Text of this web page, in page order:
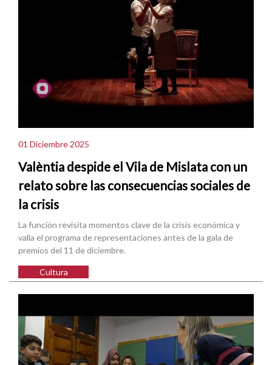
01 Diciembre 2025
Valèntia despide el Vila de Mislata con un
relato sobre las consecuencias sociales de
la crisis
La función revisita momentos clave de la crisis económica y
valla el programa de representaciones antes de la gala de
premios del 11 de diciembre.
Cultura